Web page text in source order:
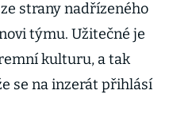
strany nadřízeného
týmu. Užitečné je
kulturu, a tak
se na inzerát přihlásí